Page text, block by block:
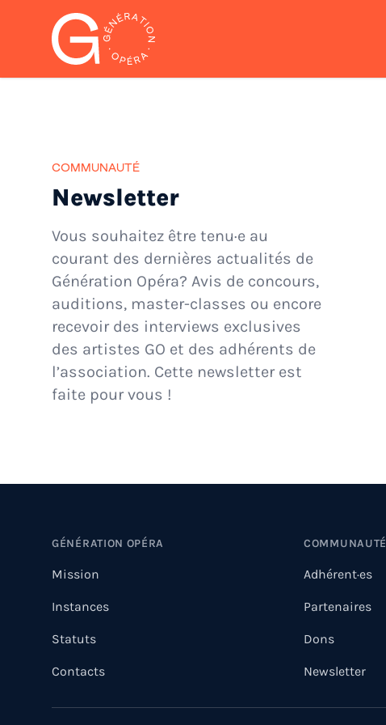
Génération Opéra
COMMUNAUTÉ
Newsletter
Vous souhaitez être tenu·e au
courant des dernières actualités de
Génération Opéra? Avis de concours,
auditions, master-classes ou encore
recevoir des interviews exclusives
des artistes GO et des adhérents de
l’association. Cette newsletter est
faite pour vous !
GÉNÉRATION OPÉRA
Mission
Instances
Statuts
Contacts
COMMUNAUTÉ
Adhérent·es
Partenaires
Dons
Newsletter